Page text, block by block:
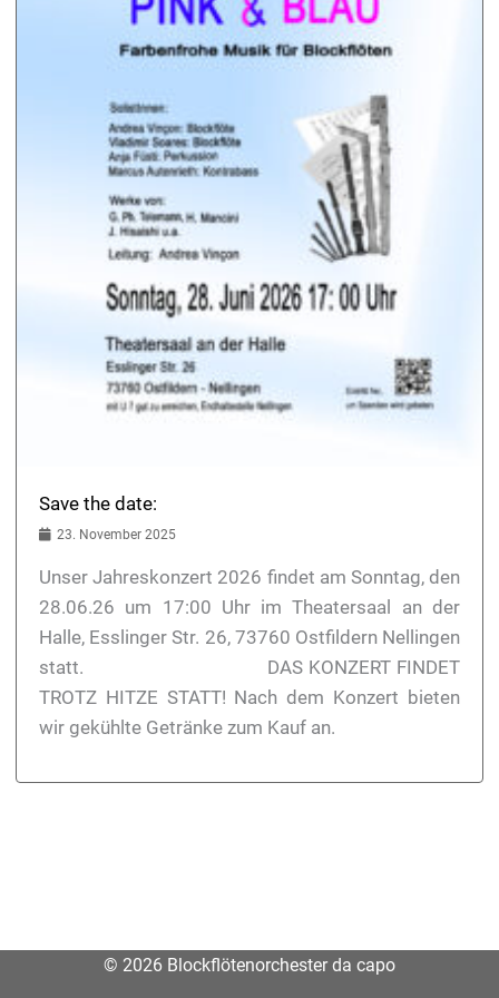
Save the date:
23. November 2025
Unser Jahreskonzert 2026 findet am Sonntag, den
28.06.26 um 17:00 Uhr im Theatersaal an der
Halle, Esslinger Str. 26, 73760 Ostfildern Nellingen
statt. DAS KONZERT FINDET
TROTZ HITZE STATT! Nach dem Konzert bieten
wir gekühlte Getränke zum Kauf an.
© 2026 Blockflötenorchester da capo